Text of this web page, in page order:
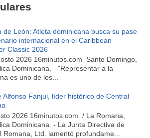
de León: Atleta dominicana busca su pase
internacional en el Caribbean
Classic 2026
2026 16minutos.com Santo Domingo,
Dominicana. - "Representar a la
es uno de los...
Alfonso Fanjul, líder histórico de Central
2026 16minutos.com / La Romana,
Dominicana. - La Junta Directiva de
Romana, Ltd. lamentó profundame...